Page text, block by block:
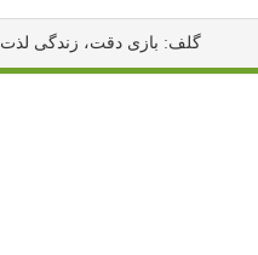
گلف: بازی دقت، زندگی لذت